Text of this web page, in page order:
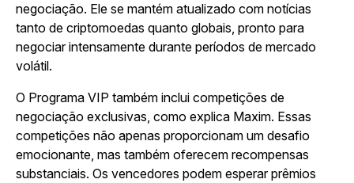
negociação. Ele se mantém atualizado com notícias
tanto de criptomoedas quanto globais, pronto para
negociar intensamente durante períodos de mercado
volátil.
O Programa VIP também inclui competições de
negociação exclusivas, como explica Maxim. Essas
competições não apenas proporcionam um desafio
emocionante, mas também oferecem recompensas
substanciais. Os vencedores podem esperar prêmios